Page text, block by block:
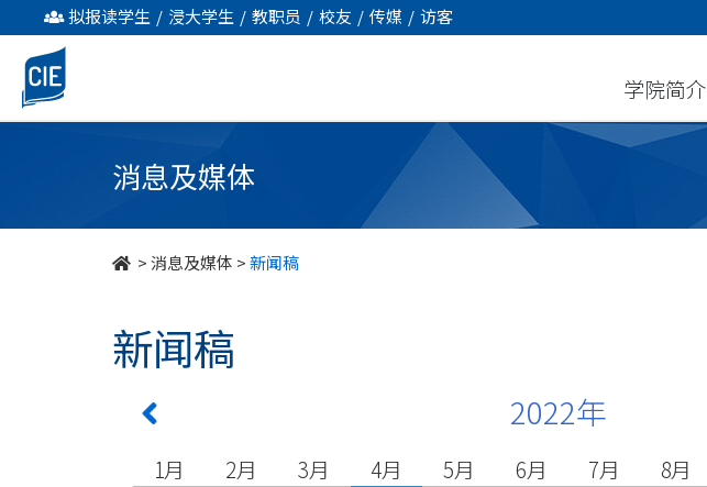
undefined
拟报读学生 / 浸大学生 / 教职员 / 校友 / 传媒 / 访客
学院简介
消息及媒体
>消息及媒体 >新闻稿
新闻稿
2022年
1月 2月 3月 4月 5月 6月 7月 8月